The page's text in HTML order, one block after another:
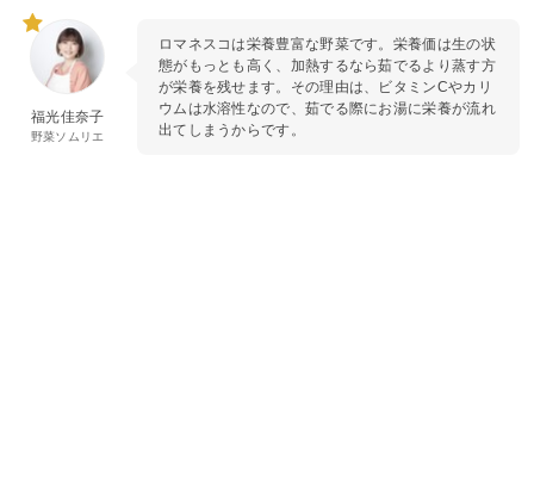
福光佳奈子
野菜ソムリエ
ロマネスコは栄養豊富な野菜です。栄養価は生の状
態がもっとも高く、加熱するなら茹でるより蒸す方
が栄養を残せます。その理由は、ビタミンCやカリ
ウムは水溶性なので、茹でる際にお湯に栄養が流れ
出てしまうからです。